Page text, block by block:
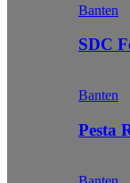
Banten
SDC
Banten
Pesta